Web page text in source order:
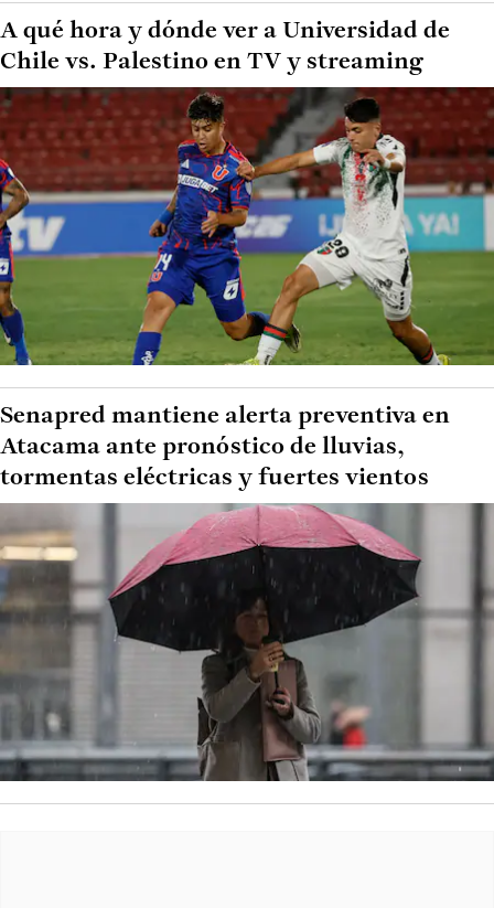
A qué hora y dónde ver a Universidad de
Chile vs. Palestino en TV y streaming
Senapred mantiene alerta preventiva en
Atacama ante pronóstico de lluvias,
tormentas eléctricas y fuertes vientos